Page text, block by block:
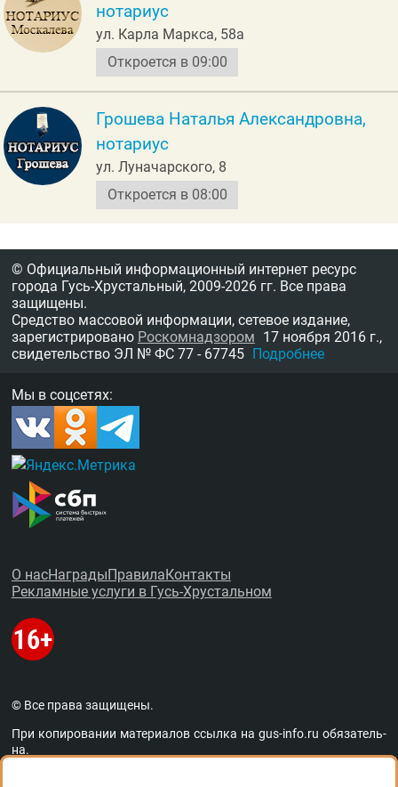
нотариус
ул. Карла Маркса, 58а
Откроется в 09:00
Грошева Наталья Александровна,
нотариус
ул. Луначарского, 8
Откроется в 08:00
© Официальный информационный интернет ресурс
города Гусь-Хрустальный, 2009-2026 гг. Все права
защищены.
Средство массовой информации, сетевое издание,
зарегистрировано Роскомнадзором 17 ноября 2016 г.,
свидетельство ЭЛ № ФС 77 - 67745 Подробнее
Мы в соцсетях:
О насНаграды Правила Контакты
Рекламные услуги в Гусь-Хрустальном
© Все права защищены.
При копировании материалов ссыл­ка наgus-info.ru обя­за­тель­
на.